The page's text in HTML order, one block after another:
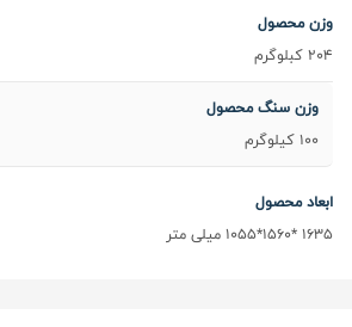
وزن محصول
204 کبلوگرم
وزن سنگ محصول
100 کیلوگرم
ابعاد محصول
1635 *1560*1055 میلی متر